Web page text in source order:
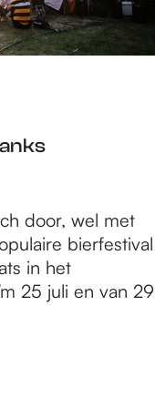
door, wel met
bierfestival
in het
25 juli en van 29